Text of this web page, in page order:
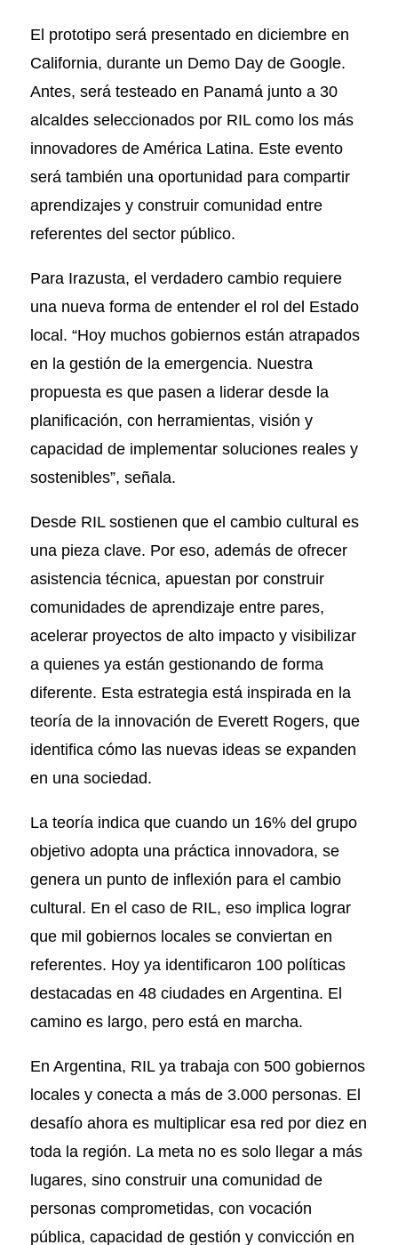
El prototipo será presentado en diciembre en
California, durante un Demo Day de Google.
Antes, será testeado en Panamá junto a 30
alcaldes seleccionados por RIL como los más
innovadores de América Latina. Este evento
será también una oportunidad para compartir
aprendizajes y construir comunidad entre
referentes del sector público.
Para Irazusta, el verdadero cambio requiere
una nueva forma de entender el rol del Estado
local. “Hoy muchos gobiernos están atrapados
en la gestión de la emergencia. Nuestra
propuesta es que pasen a liderar desde la
planificación, con herramientas, visión y
capacidad de implementar soluciones reales y
sostenibles”, señala.
Desde RIL sostienen que el cambio cultural es
una pieza clave. Por eso, además de ofrecer
asistencia técnica, apuestan por construir
comunidades de aprendizaje entre pares,
acelerar proyectos de alto impacto y visibilizar
a quienes ya están gestionando de forma
diferente. Esta estrategia está inspirada en la
teoría de la innovación de Everett Rogers, que
identifica cómo las nuevas ideas se expanden
en una sociedad.
La teoría indica que cuando un 16% del grupo
objetivo adopta una práctica innovadora, se
genera un punto de inflexión para el cambio
cultural. En el caso de RIL, eso implica lograr
que mil gobiernos locales se conviertan en
referentes. Hoy ya identificaron 100 políticas
destacadas en 48 ciudades en Argentina. El
camino es largo, pero está en marcha.
En Argentina, RIL ya trabaja con 500 gobiernos
locales y conecta a más de 3.000 personas. El
desafío ahora es multiplicar esa red por diez en
toda la región. La meta no es solo llegar a más
lugares, sino construir una comunidad de
personas comprometidas, con vocación
pública, capacidad de gestión y convicción en